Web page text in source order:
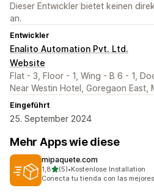
Dieser Entwickler bietet keinen
an.
Entwickler
Enalito Automation Pvt. Ltd.
Website
Flat - 3, Floor - 1, Wing - B 6 - 1,
Near Westin Hotel, Goregaon East,
Eingeführt
25. September 2024
Mehr Apps wie diese
mipaquete.com
1,8von 5 Sternen
(5)
5 Rezensionen insgesamt
•Kostenlose Installation
Conecta tu tienda con las